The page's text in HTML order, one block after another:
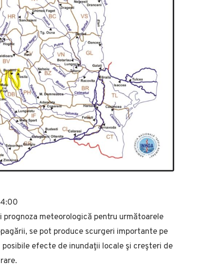
meteorologică pentru următoarele
se pot produce scurgeri importante pe
efecte de inundaţii locale şi creşteri de